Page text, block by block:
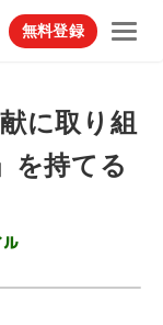
無料登録
に取り組
を持てる